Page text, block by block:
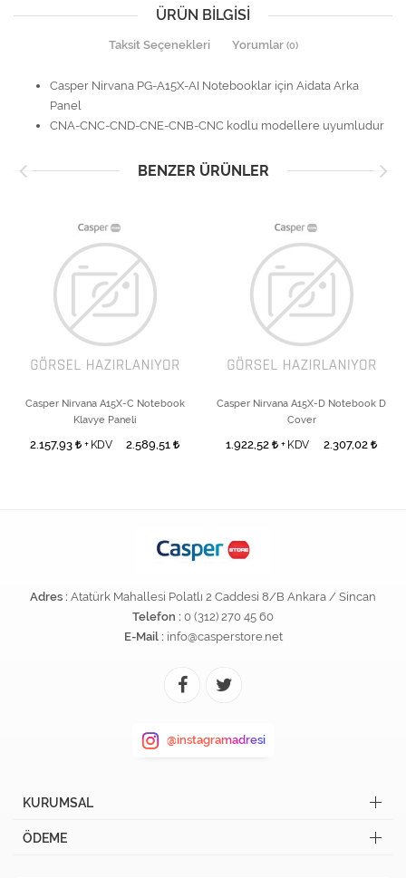
ÜRÜN BILGISI
Taksit Seçenekleri Yorumlar (0)
Casper Nirvana PG-A15X-AI Notebooklar için Aidata Arka
Panel
CNA-CNC-CND-CNE-CNB-CNC kodlu modellere uyumludur
BENZER ÜRÜNLER
Casper Nirvana A15X-C Notebook
Klavye Paneli
2.157,93 + KDV 2.589,51
Casper Nirvana A15X-D Notebook D
Cover
1.922,52 + KDV 2.307,02
Adres : Atatürk Mahallesi Polatlı 2 Caddesi 8/B Ankara / Sincan
Telefon : 0 (312) 270 45 60
E-Mail : info@casperstore.net
@instagramadresi
KURUMSAL
ÖDEME